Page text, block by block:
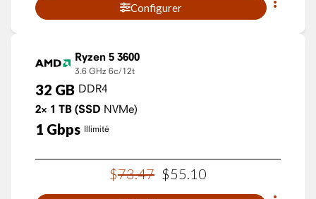
Configurer
Ryzen 5 3600
3.6 GHz 6c/12t
32 GB DDR4
2× 1 TB (SSD NVMe)
1 Gbps Illimité
$73.47 $55.10